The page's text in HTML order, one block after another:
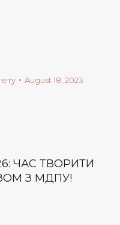
August 18, 2023
ЧАС ТВОРИТИ
З МДПУ!